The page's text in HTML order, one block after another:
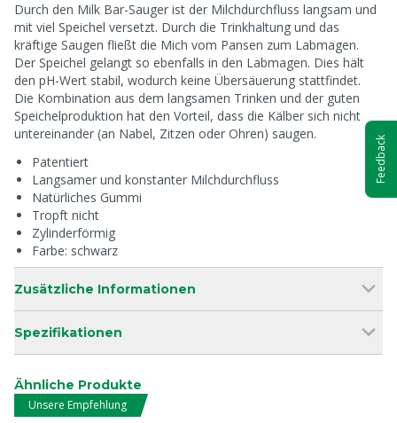
Durch den Milk Bar-Sauger ist der Milchdurchfluss langsam und
mit viel Speichel versetzt. Durch die Trinkhaltung und das
kräftige Saugen fließt die Mich vom Pansen zum Labmagen.
Der Speichel gelangt so ebenfalls in den Labmagen. Dies hält
den pH-Wert stabil, wodurch keine Übersäuerung stattfindet.
Die Kombination aus dem langsamen Trinken und der guten
Speichelproduktion hat den Vorteil, dass die Kälber sich nicht
untereinander (an Nabel, Zitzen oder Ohren) saugen.
Patentiert
Langsamer und konstanter Milchdurchfluss
Natürliches Gummi
Tropft nicht
Zylinderförmig
Farbe: schwarz
Zusätzliche Informationen
Spezifikationen
Ähnliche Produkte
Unsere Empfehlung
Feedback